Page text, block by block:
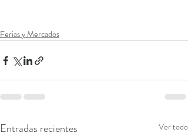
Ferias y Mercados
Entradas recientes Ver todo